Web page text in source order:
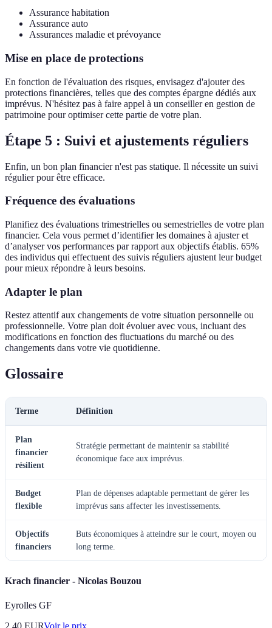
Assurance habitation
Assurance auto
Assurances maladie et prévoyance
Mise en place de protections
En fonction de l'évaluation des risques, envisagez d'ajouter des
protections financières, telles que des comptes épargne dédiés aux
imprévus. N'hésitez pas à faire appel à un conseiller en gestion de
patrimoine pour optimiser cette partie de votre plan.
Étape 5 : Suivi et ajustements réguliers
Enfin, un bon plan financier n'est pas statique. Il nécessite un suivi
régulier pour être efficace.
Fréquence des évaluations
Planifiez des évaluations trimestrielles ou semestrielles de votre plan
financier. Cela vous permet d’identifier les domaines à ajuster et
d’analyser vos performances par rapport aux objectifs établis. 65%
des individus qui effectuent des suivis réguliers ajustent leur budget
pour mieux répondre à leurs besoins.
Adapter le plan
Restez attentif aux changements de votre situation personnelle ou
professionnelle. Votre plan doit évoluer avec vous, incluant des
modifications en fonction des fluctuations du marché ou des
changements dans votre vie quotidienne.
Glossaire
Terme Définition
Plan
financier
résilient
Stratégie permettant de maintenir sa stabilité
économique face aux imprévus.
Budget
flexible
Plan de dépenses adaptable permettant de gérer les
imprévus sans affecter les investissements.
Objectifs
financiers
Buts économiques à atteindre sur le court, moyen ou
long terme.
Krach financier - Nicolas Bouzou
Eyrolles GF
2.40 EURVoir le prix